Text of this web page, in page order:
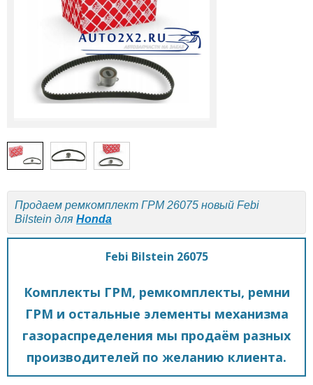
Продаем ремкомплект ГРМ 26075 новый Febi
Bilstein для Honda
Febi Bilstein 26075
Комплекты ГРМ, ремкомплекты, ремни
ГРМ и остальные элементы механизма
газораспределения мы продаём разных
производителей по желанию клиента.